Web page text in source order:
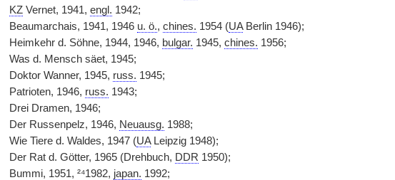
KZVernet, 1941, engl. 1942;
Beaumarchais, 1941, 1946 u. ö., chines. 1954 (UABerlin 1946);
Heimkehr d. Söhne, 1944, 1946, bulgar. 1945, chines. 1956;
Was d. Mensch säet, 1945;
Doktor Wanner, 1945, russ. 1945;
Patrioten, 1946, russ. 1943;
Drei Dramen, 1946;
Der Russenpelz, 1946, Neuausg. 1988;
Wie Tiere d. Waldes, 1947 (UALeipzig 1948);
Der Rat d. Götter, 1965 (Drehbuch, DDR 1950);
Bummi, 1951, ²⁴1982, japan. 1992;